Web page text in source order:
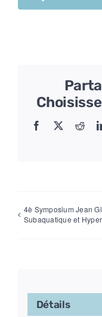
Facebook
X
4è Symposium Jean
Subaquatique et
Détails